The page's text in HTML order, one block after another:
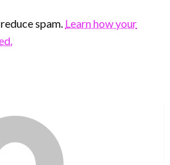
spam. Learn how your